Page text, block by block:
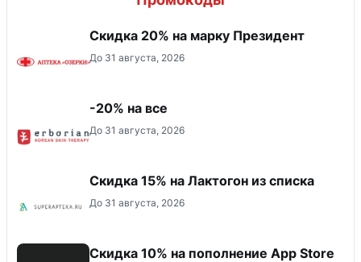
Скидка 20% на марку Президент
До 31 августа, 2026
-20% на все
До 31 августа, 2026
Скидка 15% на Лактогон из списка
До 31 августа, 2026
Скидка 10% на пополнение App Store